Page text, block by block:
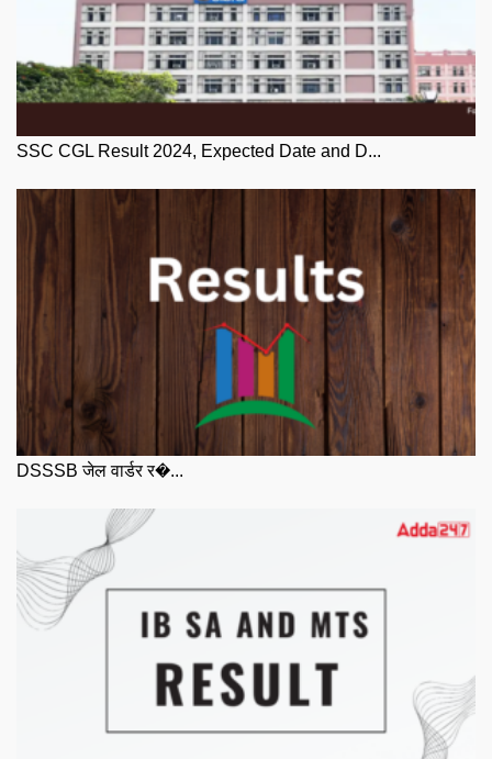
SSC CGL Result 2024, Expected Date and D...
DSSSB जेल वार्डर र�...